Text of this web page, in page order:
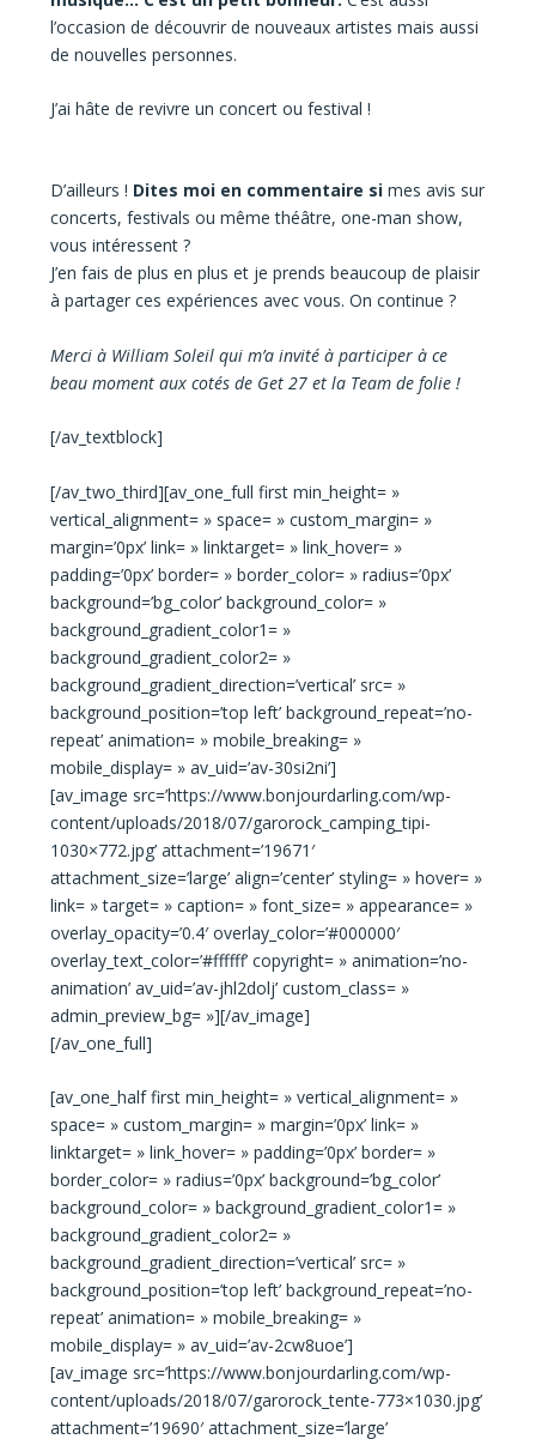
l’occasion de découvrir de nouveaux artistes mais aussi
de nouvelles personnes.
J’ai hâte de revivre un concert ou festival !
D’ailleurs ! Dites moi en commentaire si mes avis sur
concerts, festivals ou même théâtre, one-man show,
vous intéressent ?
J’en fais de plus en plus et je prends beaucoup de plaisir
à partager ces expériences avec vous. On continue ?
Merci à William Soleil qui m’a invité à participer à ce
beau moment aux cotés de Get 27 et la Team de folie !
[/av_textblock]
[/av_two_third][av_one_full first min_height= »
vertical_alignment= » space= » custom_margin= »
margin=’0px’ link= » linktarget= » link_hover= »
padding=’0px’ border= » border_color= » radius=’0px’
background=’bg_color’ background_color= »
background_gradient_color1= »
background_gradient_color2= »
background_gradient_direction=’vertical’ src= »
background_position=’top left’ background_repeat=’no-
repeat’ animation= » mobile_breaking= »
mobile_display= » av_uid=’av-30si2ni’]
[av_image src=’https://www.bonjourdarling.com/wp-
content/uploads/2018/07/garorock_camping_tipi-
1030×772.jpg’ attachment=’19671′
attachment_size=’large’ align=’center’ styling= » hover= »
link= » target= » caption= » font_size= » appearance= »
overlay_opacity=’0.4′ overlay_color=’#000000′
overlay_text_color=’#ffffff’ copyright= » animation=’no-
animation’ av_uid=’av-jhl2dolj’ custom_class= »
admin_preview_bg= »][/av_image]
[/av_one_full]
[av_one_half first min_height= » vertical_alignment= »
space= » custom_margin= » margin=’0px’ link= »
linktarget= » link_hover= » padding=’0px’ border= »
border_color= » radius=’0px’ background=’bg_color’
background_color= » background_gradient_color1= »
background_gradient_color2= »
background_gradient_direction=’vertical’ src= »
background_position=’top left’ background_repeat=’no-
repeat’ animation= » mobile_breaking= »
mobile_display= » av_uid=’av-2cw8uoe’]
[av_image src=’https://www.bonjourdarling.com/wp-
content/uploads/2018/07/garorock_tente-773×1030.jpg’
attachment=’19690′ attachment_size=’large’